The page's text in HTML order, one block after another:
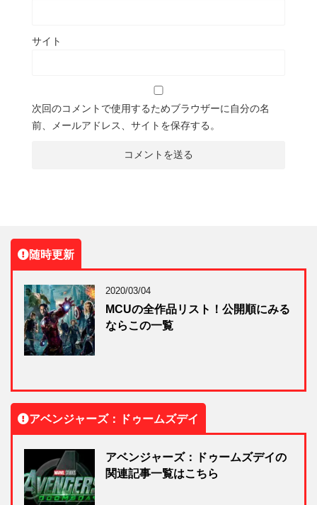
サイト
次回のコメントで使用するためブラウザーに自分の名
前、メールアドレス、サイトを保存する。
随時更新
2020/03/04
MCUの全作品リスト！公開順にみる
ならこの一覧
アベンジャーズ：ドゥームズデイ
アベンジャーズ：ドゥームズデイの
関連記事一覧はこちら